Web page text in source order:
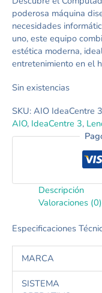
poderosa máquina
necesidades
uno, este equipo
estética moderna,
entretenimiento en el
Sin existencias
SKU: AIO IdeaCentre
AIO, IdeaCentre 3,
Descripción
Valoraciones (0)
Especificaciones
MARCA
SISTEMA